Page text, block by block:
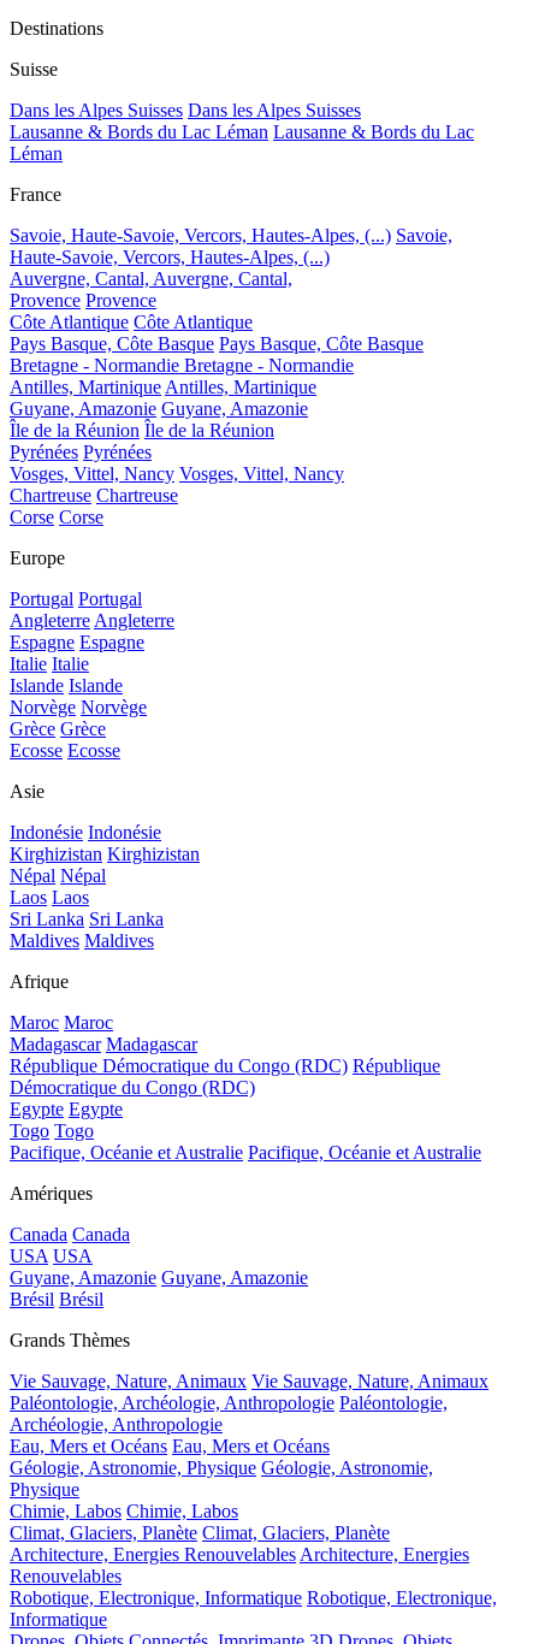
Destinations
Suisse
Dans les Alpes Suisses Dans les Alpes Suisses
Lausanne & Bords du Lac Léman Lausanne & Bords du Lac
Léman
France
Savoie, Haute-Savoie, Vercors, Hautes-Alpes, (...) Savoie,
Haute-Savoie, Vercors, Hautes-Alpes, (...)
Auvergne, Cantal, Auvergne, Cantal,
Provence Provence
Côte Atlantique Côte Atlantique
Pays Basque, Côte Basque Pays Basque, Côte Basque
Bretagne - Normandie Bretagne - Normandie
Antilles, Martinique Antilles, Martinique
Guyane, Amazonie Guyane, Amazonie
Île de la Réunion Île de la Réunion
Pyrénées Pyrénées
Vosges, Vittel, Nancy Vosges, Vittel, Nancy
Chartreuse Chartreuse
Corse Corse
Europe
Portugal Portugal
Angleterre Angleterre
Espagne Espagne
Italie Italie
Islande Islande
Norvège Norvège
Grèce Grèce
Ecosse Ecosse
Asie
Indonésie Indonésie
Kirghizistan Kirghizistan
Népal Népal
Laos Laos
Sri Lanka Sri Lanka
Maldives Maldives
Afrique
Maroc Maroc
Madagascar Madagascar
République Démocratique du Congo (RDC) République
Démocratique du Congo (RDC)
Egypte Egypte
Togo Togo
Pacifique, Océanie et Australie Pacifique, Océanie et Australie
Amériques
Canada Canada
USA USA
Guyane, Amazonie Guyane, Amazonie
Brésil Brésil
Grands Thèmes
Vie Sauvage, Nature, Animaux Vie Sauvage, Nature, Animaux
Paléontologie, Archéologie, Anthropologie Paléontologie,
Archéologie, Anthropologie
Eau, Mers et Océans Eau, Mers et Océans
Géologie, Astronomie, Physique Géologie, Astronomie,
Physique
Chimie, Labos Chimie, Labos
Climat, Glaciers, Planète Climat, Glaciers, Planète
Architecture, Energies Renouvelables Architecture, Energies
Renouvelables
Robotique, Electronique, Informatique Robotique, Electronique,
Informatique